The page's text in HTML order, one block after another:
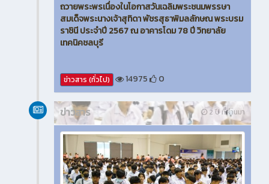
ถวายพระพรเนื่องในโอกาสวันเฉลิมพระชนมพรรษา
สมเด็จพระนางเจ้าสุทิดา พัชรสุธาพิมลลักษณ พระบรม
ราชินี ประจำปี 2567 ณ อาคารโดม 78 ปี วิทยาลัย
เทคนิคชลบุรี
ข่าวสาร (ทั่วไป) 14975 0
2 ปี ที่ผ่านมา
ข่าวสาร